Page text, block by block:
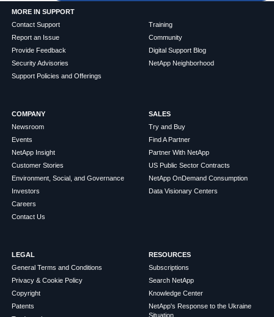
MORE IN SUPPORT
Contact Support
Report an Issue
Provide Feedback
Security Advisories
Support Policies and Offerings
Training
Community
Digital Support Blog
NetApp Neighborhood
COMPANY
Newsroom
Events
NetApp Insight
Customer Stories
Environment, Social, and Governance
Investors
Careers
Contact Us
SALES
Try and Buy
Find A Partner
Partner With NetApp
US Public Sector Contracts
NetApp OnDemand Consumption
Data Visionary Centers
LEGAL
General Terms and Conditions
Privacy & Cookie Policy
Copyright
Patents
RESOURCES
Subscriptions
Search NetApp
Knowledge Center
NetApp's Response to the Ukraine
Situation